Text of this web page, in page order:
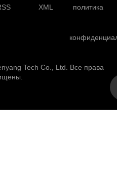
XML политика
Tech Co., Ltd. Все права